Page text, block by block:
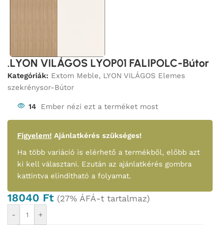
.LYON VILÁGOS LYOP01 FALIPOLC-Bútor
Kategóriák: Extom Meble, LYON VILÁGOS Elemes
szekrénysor-Bútor
14 Ember nézi ezt a terméket most
Figyelem! Ajánlatkérés szükséges!
Ha több variáció is elérhető a termékből, előbb azt
ki kell választani. Ezután az ajánlatkérés gombra
kattintva elindítható a folyamat.
18040 Ft (27% ÁFÁ-t tartalmaz)
- +